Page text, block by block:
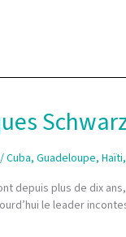
/Cuba, Guadeloupe, Haïti,
depuis plus de dix
le leader